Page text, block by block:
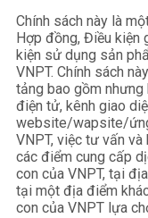
Chính sách này là
Hợp đồng, Điều kiện
kiện sử dụng sản
VNPT. Chính sách
tảng bao gồm
điện tử, kênh giao
website/wapsite/
VNPT, việc tư vấn
các điểm cung cấp
con của VNPT, tại
tại một địa điểm
con của VNPT lựa